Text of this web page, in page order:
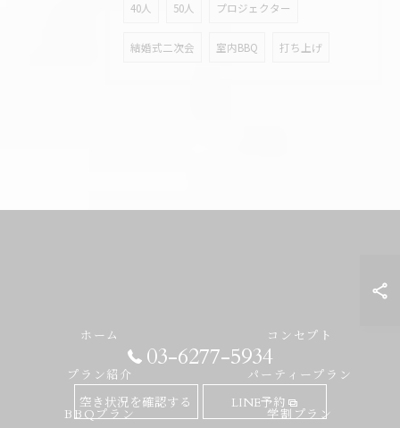
40人 50人 プロジェクター
結婚式二次会 室内BBQ 打ち上げ
03-6277-5934
空き状況を確認する LINE予約
ホーム コンセプト
プラン紹介 パーティープラン
BBQプラン 学割プラン